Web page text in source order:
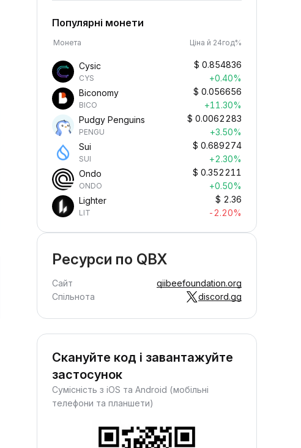
Популярні монети
Монета Ціна й 24год%
Cysic
CYS
$ 0.854836
+0.40%
Biconomy
BICO
$ 0.056656
+11.30%
Pudgy Penguins
PENGU
$ 0.0062283
+3.50%
Sui
SUI
$ 0.689274
+2.30%
Ondo
ONDO
$ 0.352211
+0.50%
Lighter
LIT
$ 2.36
-2.20%
Ресурси по QBX
Сайт
qiibeefoundation.org
Спільнота
discord.gg
Скануйте код і завантажуйте
застосунок
Сумісність з iOS та Android (мобільні
телефони та планшети)